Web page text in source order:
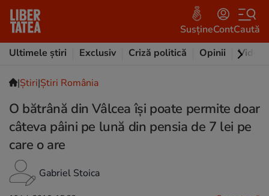
SusțineContCaută
Ultimele știri
Exclusiv Criză politică Opinii Video
|Ştiri|Știri România
O bătrână din Vâlcea îşi poate permite doar
câteva pâini pe lună din pensia de 7 lei pe
care o are
Gabriel Stoica